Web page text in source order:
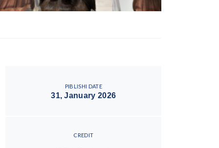
PIBLISHI DATE
31, January 2026
CREDIT